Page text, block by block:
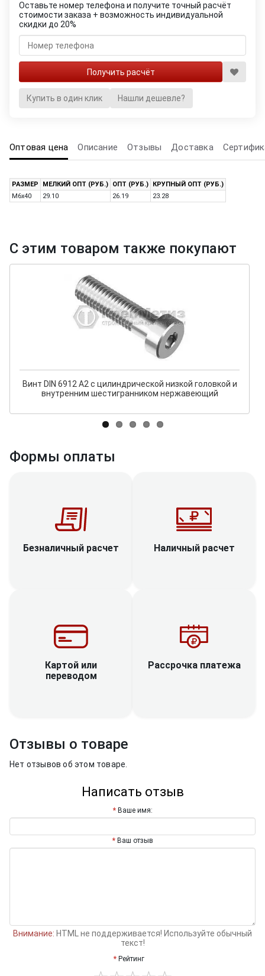
Оставьте номер телефона и получите точный расчёт
стоимости заказа + возможность индивидуальной
скидки до 20%
Купить в один клик Нашли дешевле?
Оптовая цена Описание Отзывы Доставка
РАЗМЕР МЕЛКИЙ ОПТ (РУБ.) ОПТ (РУБ.)
КРУПНЫЙ ОПТ (РУБ.)
M6x40
29.10 26.19 23.28
С этим товаром также покупают
Винт DIN 6912 А2 с цилиндрической низкой головкой и
внутренним шестигранником нержавеющий
Формы оплаты
Безналичный расчет Наличный расчет
Картой или
переводом
Рассрочка платежа
Отзывы о товаре
Нет отзывов об этом товаре.
Написать отзыв
Ваше имя:
Ваш отзыв
Внимание: HTML не поддерживается! Используйте обычный
текст!
Рейтинг